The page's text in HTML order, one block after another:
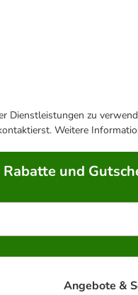
zu
Weitere
und
Angebote &